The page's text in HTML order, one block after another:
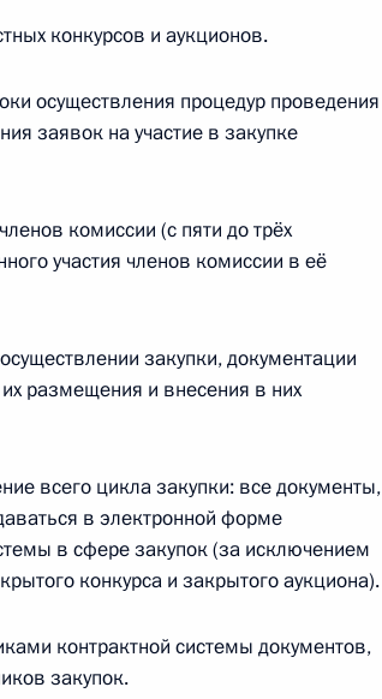
санитарно-эпидемиологического
правового регулирования
и потребления
незаконной организации
заключения договора
конкурсов и аукционов.
осуществления процедур проведения
заявок на участие в закупке
комиссии (с пяти до трёх
участия членов комиссии в её
закупки, документации
размещения и внесения в них
всего цикла закупки: все документы,
в электронной форме
в сфере закупок (за исключением
конкурса и закрытого аукциона).
контрактной системы документов,
закупок.